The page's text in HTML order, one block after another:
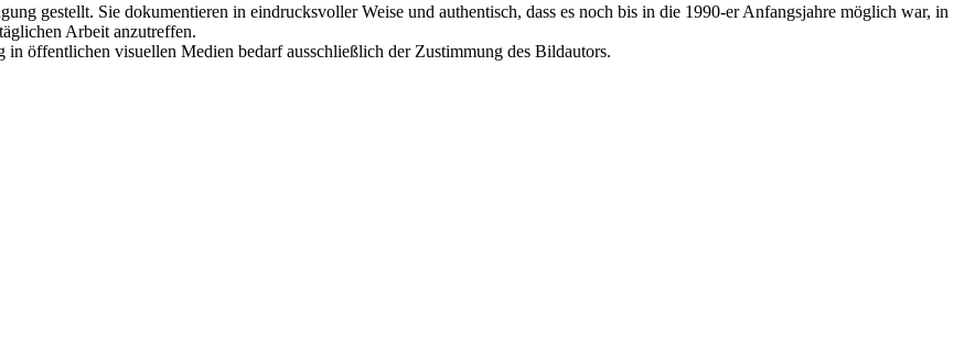
gestellt. Sie dokumentieren in eindrucksvoller Weise und authentisch, dass es noch bis in die 1990-er Anfangsjahre möglich war, in
Arbeit anzutreffen.
in öffentlichen visuellen Medien bedarf ausschließlich der Zustimmung des Bildautors.